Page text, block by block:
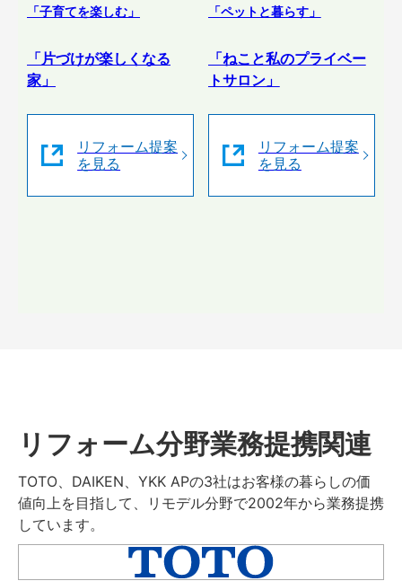
「子育てを楽しむ」
「片づけが楽しくなる
家」
リフォーム提案
を見る
「ペットと暮らす」
「ねこと私のプライベー
トサロン」
リフォーム提案
を見る
リフォーム分野業務提携関連
TOTO、DAIKEN、YKK APの3社はお客様の暮らしの価
値向上を目指して、リモデル分野で2002年から業務提携
しています。